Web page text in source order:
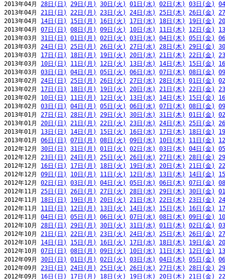
2013年04月 28日(日) 29日(月) 30日(火) 01日(水) 02日(木) 03日(金)
2013年04月 21日(日) 22日(月) 23日(火) 24日(水) 25日(木) 26日(金)
2013年04月 14日(日) 15日(月) 16日(火) 17日(水) 18日(木) 19日(金)
2013年04月 07日(日) 08日(月) 09日(火) 10日(水) 11日(木) 12日(金)
2013年03月 31日(日) 01日(月) 02日(火) 03日(水) 04日(木) 05日(金)
2013年03月 24日(日) 25日(月) 26日(火) 27日(水) 28日(木) 29日(金)
2013年03月 17日(日) 18日(月) 19日(火) 20日(水) 21日(木) 22日(金)
2013年03月 10日(日) 11日(月) 12日(火) 13日(水) 14日(木) 15日(金)
2013年03月 03日(日) 04日(月) 05日(火) 06日(水) 07日(木) 08日(金)
2013年02月 24日(日) 25日(月) 26日(火) 27日(水) 28日(木) 01日(金)
2013年02月 17日(日) 18日(月) 19日(火) 20日(水) 21日(木) 22日(金)
2013年02月 10日(日) 11日(月) 12日(火) 13日(水) 14日(木) 15日(金)
2013年02月 03日(日) 04日(月) 05日(火) 06日(水) 07日(木) 08日(金)
2013年01月 27日(日) 28日(月) 29日(火) 30日(水) 31日(木) 01日(金)
2013年01月 20日(日) 21日(月) 22日(火) 23日(水) 24日(木) 25日(金)
2013年01月 13日(日) 14日(月) 15日(火) 16日(水) 17日(木) 18日(金)
2013年01月 06日(日) 07日(月) 08日(火) 09日(水) 10日(木) 11日(金)
2012年12月 30日(日) 31日(月) 01日(火) 02日(水) 03日(木) 04日(金)
2012年12月 23日(日) 24日(月) 25日(火) 26日(水) 27日(木) 28日(金)
2012年12月 16日(日) 17日(月) 18日(火) 19日(水) 20日(木) 21日(金)
2012年12月 09日(日) 10日(月) 11日(火) 12日(水) 13日(木) 14日(金)
2012年12月 02日(日) 03日(月) 04日(火) 05日(水) 06日(木) 07日(金)
2012年11月 25日(日) 26日(月) 27日(火) 28日(水) 29日(木) 30日(金)
2012年11月 18日(日) 19日(月) 20日(火) 21日(水) 22日(木) 23日(金)
2012年11月 11日(日) 12日(月) 13日(火) 14日(水) 15日(木) 16日(金)
2012年11月 04日(日) 05日(月) 06日(火) 07日(水) 08日(木) 09日(金)
2012年10月 28日(日) 29日(月) 30日(火) 31日(水) 01日(木) 02日(金)
2012年10月 21日(日) 22日(月) 23日(火) 24日(水) 25日(木) 26日(金)
2012年10月 14日(日) 15日(月) 16日(火) 17日(水) 18日(木) 19日(金)
2012年10月 07日(日) 08日(月) 09日(火) 10日(水) 11日(木) 12日(金)
2012年09月 30日(日) 01日(月) 02日(火) 03日(水) 04日(木) 05日(金)
2012年09月 23日(日) 24日(月) 25日(火) 26日(水) 27日(木) 28日(金)
2012年09月 16日(日) 17日(月) 18日(火) 19日(水) 20日(木) 21日(金)